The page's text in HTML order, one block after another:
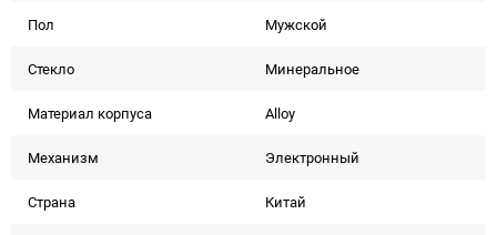
Пол Мужской
Стекло Минеральное
Материал корпуса Alloy
Механизм Электронный
Страна Китай